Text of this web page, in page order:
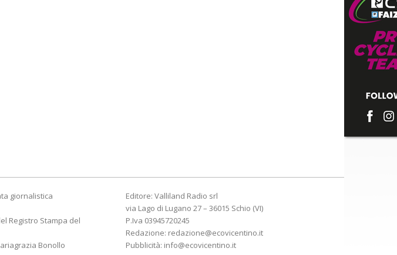
giornalistica
Registro Stampa del
Bonollo
Editore: Valliland Radio srl
via Lago di Lugano 27 – 36015 Schio (VI)
P.Iva 03945720245
Redazione: redazione@ecovicentino.it
Pubblicità: info@ecovicentino.it